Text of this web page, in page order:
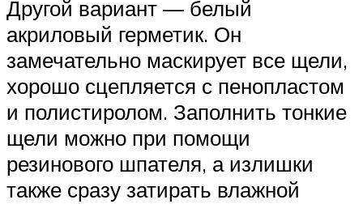
Другой вариант — белый
акриловый герметик. Он
замечательно маскирует все щели,
хорошо сцепляется с пенопластом
и полистиролом. Заполнить тонкие
щели можно при помощи
резинового шпателя, а излишки
также сразу затирать влажной